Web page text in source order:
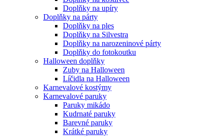
Doplňky na upíry
Doplňky na párty
Doplňky na ples
Doplňky na Silvestra
Doplňky na narozeninové párty
Doplňky do fotokoutku
Halloween doplňky
Zuby na Halloween
Líčidla na Halloween
Karnevalové kostýmy
Karnevalové paruky
Paruky mikádo
Kudrnaté paruky
Barevné paruky
Krátké paruky